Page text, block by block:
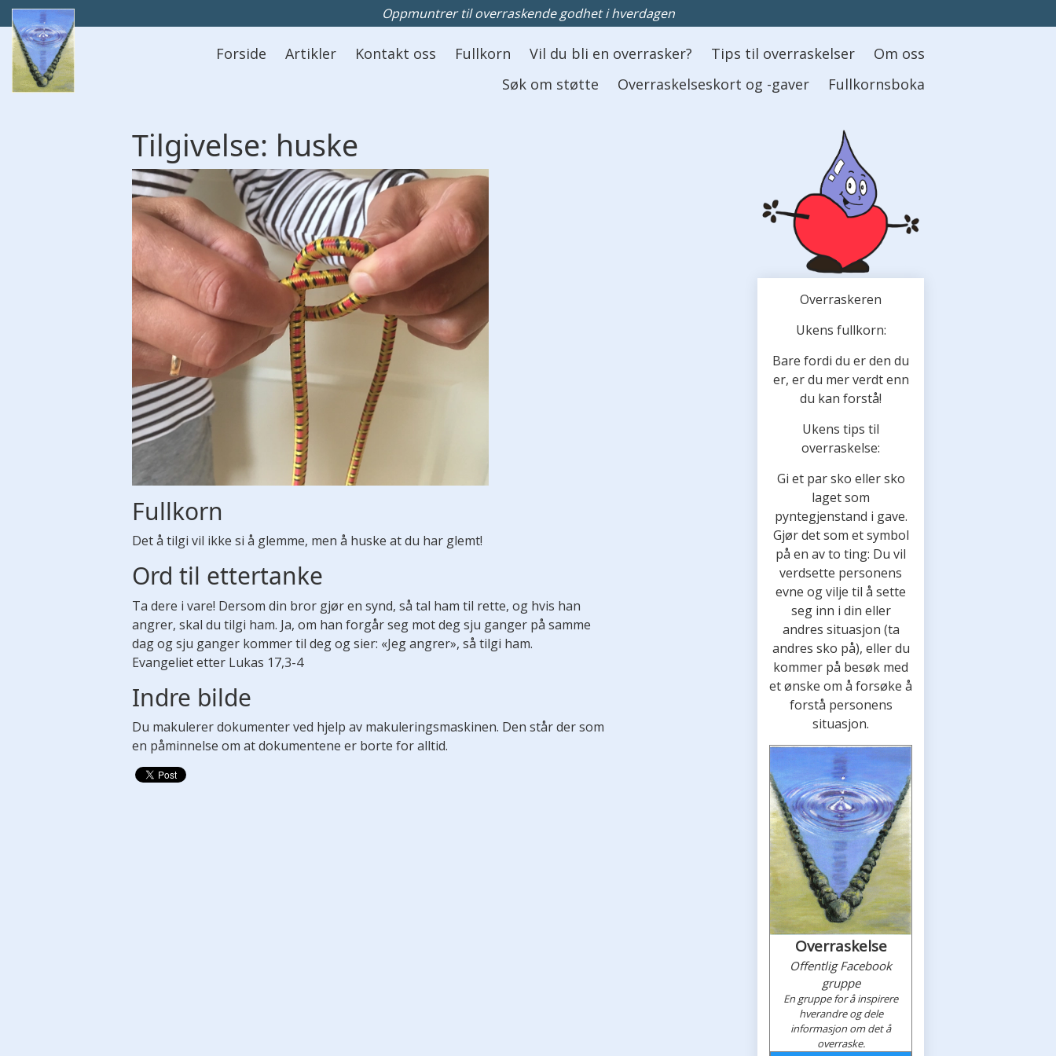
Oppmuntrer til overraskende godhet i hverdagen
HovedmenyForside Artikler Kontakt oss Fullkorn Vil du bli en overrasker? Tips til overraskelser
Om oss
Søk om støtte
Overraskelseskort og -gaver Fullkornsboka
Tilgivelse: huske
Fullkorn
Det å tilgi vil ikke si å glemme, men å huske at du har glemt!
Ord til ettertanke
Ta dere i vare! Dersom din bror gjør en synd, så tal ham til rette, og hvis han
angrer, skal du tilgi ham. Ja, om han forgår seg mot deg sju ganger på samme
dag og sju ganger kommer til deg og sier: «Jeg angrer», så tilgi ham.
Evangeliet etter Lukas 17,3-4
Indre bilde
Du makulerer dokumenter ved hjelp av makuleringsmaskinen. Den står der som
en påminnelse om at dokumentene er borte for alltid.
Overraskeren
Ukens fullkorn:
Bare fordi du er den du
er, er du mer verdt enn
du kan forstå!
Ukens tips til
overraskelse:
Gi et par sko eller sko
laget som
pyntegjenstand i gave.
Gjør det som et symbol
på en av to ting: Du vil
verdsette personens
evne og vilje til å sette
seg inn i din eller
andres situasjon (ta
andres sko på), eller du
kommer på besøk med
et ønske om å forsøke å
forstå personens
situasjon.
Overraskelse
Offentlig Facebook
gruppe
En gruppe for å inspirere
hverandre og dele
informasjon om det å
overraske.